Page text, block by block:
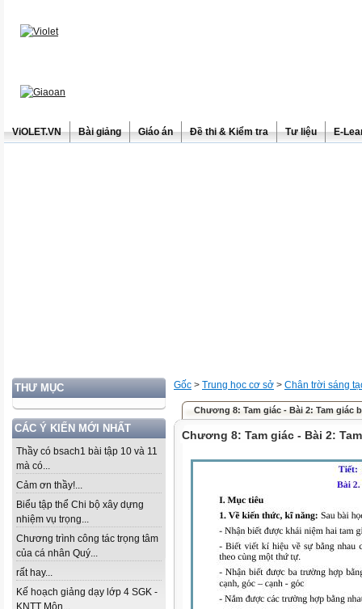
ViOLET.VN Bài giảng Giáo án Đề thi & Kiểm tra Tư liệu E-
THƯ MỤC
CÁC Ý KIẾN MỚI NHẤT
Thầy có bsach1 bài tập 10 và 11
mà có...
Cảm ơn thầy!...
Biểu tập thể Chi bộ xây dựng
nhiệm vụ trọng...
Chương trình công tác trọng tâm
của cá nhân Quý...
rất hay...
Kế hoạch giảng dạy lớp 4 SGK -
KNTT Môn...
Gốc > Trung học cơ sở > Chân trời sáng
Chương 8: Tam giác - Bài 2: Tam giác
Chương 8: Tam giác - Bài 2: